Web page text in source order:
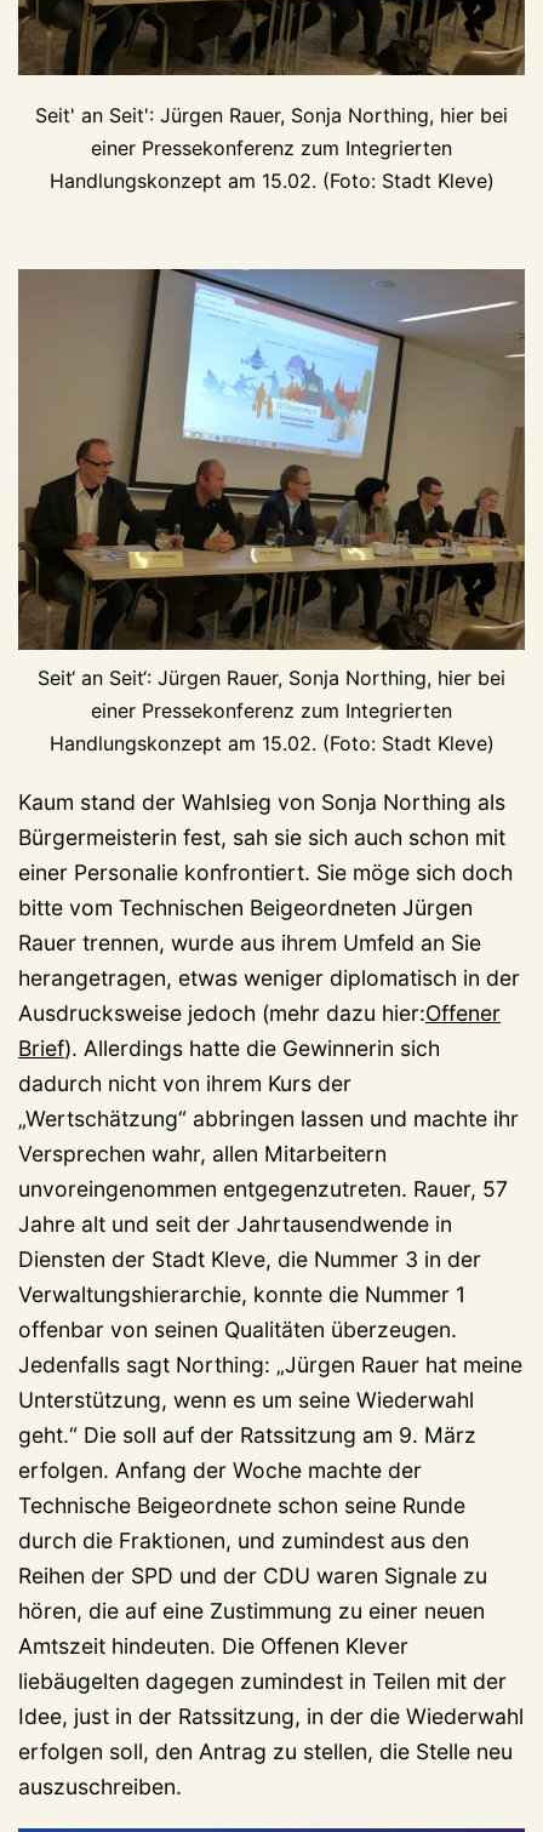
Seit' an Seit': Jürgen Rauer, Sonja Northing, hier bei
einer Pressekonferenz zum Integrierten
Handlungskonzept am 15.02. (Foto: Stadt Kleve)
Seit‘ an Seit‘: Jürgen Rauer, Sonja Northing, hier bei
einer Pressekonferenz zum Integrierten
Handlungskonzept am 15.02. (Foto: Stadt Kleve)
Kaum stand der Wahlsieg von Sonja Northing als
Bürgermeisterin fest, sah sie sich auch schon mit
einer Personalie konfrontiert. Sie möge sich doch
bitte vom Technischen Beigeordneten Jürgen
Rauer trennen, wurde aus ihrem Umfeld an Sie
herangetragen, etwas weniger diplomatisch in der
Ausdrucksweise jedoch (mehr dazu hier:Offener
Brief). Allerdings hatte die Gewinnerin sich
dadurch nicht von ihrem Kurs der
„Wertschätzung“ abbringen lassen und machte ihr
Versprechen wahr, allen Mitarbeitern
unvoreingenommen entgegenzutreten. Rauer, 57
Jahre alt und seit der Jahrtausendwende in
Diensten der Stadt Kleve, die Nummer 3 in der
Verwaltungshierarchie, konnte die Nummer 1
offenbar von seinen Qualitäten überzeugen.
Jedenfalls sagt Northing: „Jürgen Rauer hat meine
Unterstützung, wenn es um seine Wiederwahl
geht.“ Die soll auf der Ratssitzung am 9. März
erfolgen. Anfang der Woche machte der
Technische Beigeordnete schon seine Runde
durch die Fraktionen, und zumindest aus den
Reihen der SPD und der CDU waren Signale zu
hören, die auf eine Zustimmung zu einer neuen
Amtszeit hindeuten. Die Offenen Klever
liebäugelten dagegen zumindest in Teilen mit der
Idee, just in der Ratssitzung, in der die Wiederwahl
erfolgen soll, den Antrag zu stellen, die Stelle neu
auszuschreiben.